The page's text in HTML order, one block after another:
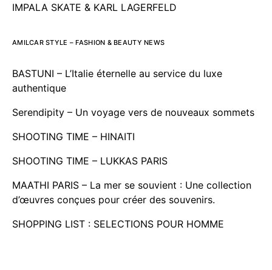
IMPALA SKATE & KARL LAGERFELD
AMILCAR STYLE – FASHION & BEAUTY NEWS
BASTUNI – L’Italie éternelle au service du luxe
authentique
Serendipity – Un voyage vers de nouveaux sommets
SHOOTING TIME – HINAITI
SHOOTING TIME – LUKKAS PARIS
MAATHI PARIS – La mer se souvient : Une collection
d’œuvres conçues pour créer des souvenirs.
SHOPPING LIST : SELECTIONS POUR HOMME